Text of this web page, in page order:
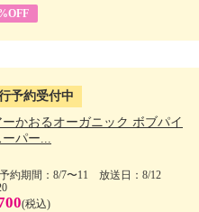
予約受付中
ーかおるオーガニック ボブパイ
ーパー...
約期間：8/7〜11 放送日：8/12
(税込)